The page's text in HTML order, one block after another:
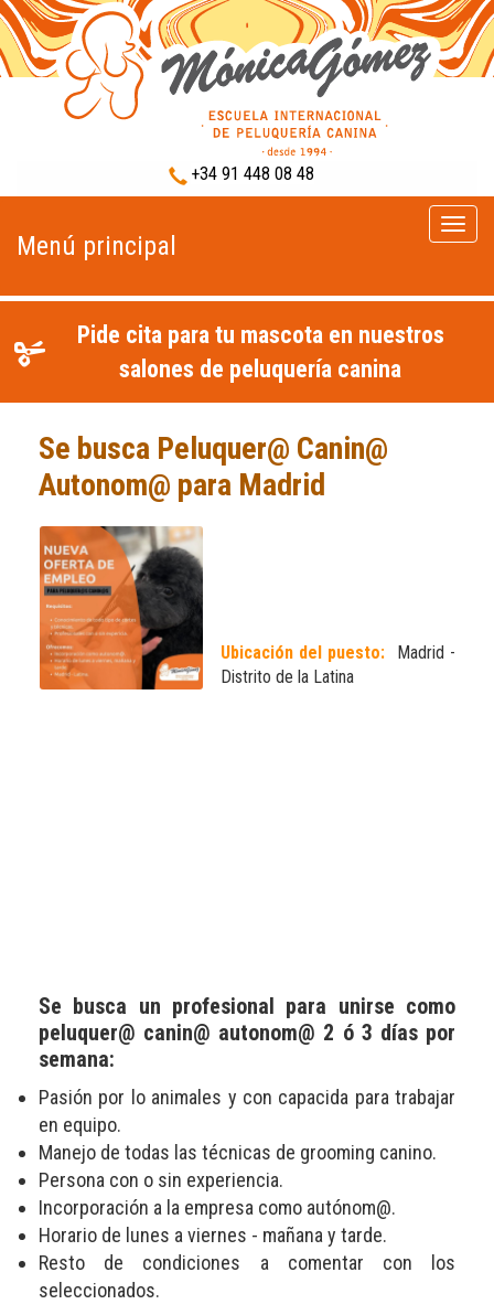
+34 91 448 08 48
Menú
Menú principal
Pide cita para tu mascota en nuestros
salones de peluquería canina
Se busca Peluquer@ Canin@
Autonom@ para Madrid
Ubicación del puesto: Madrid -
Distrito de la Latina
Se busca un profesional para unirse como
peluquer@ canin@ autonom@ 2 ó 3 días por
semana:
Pasión por lo animales y con capacida para trabajar
en equipo.
Manejo de todas las técnicas de grooming canino.
Persona con o sin experiencia.
Incorporación a la empresa como autónom@.
Horario de lunes a viernes - mañana y tarde.
Resto de condiciones a comentar con los
seleccionados.